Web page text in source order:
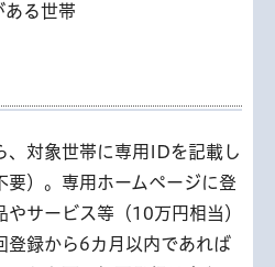
ある世帯
、対象世帯に専用IDを記載し
要）。専用ホームページに登
サービス等（10万円相当）
登録から6カ月以内であれば